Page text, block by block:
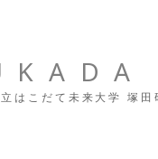
はこだて未来大学 塚田